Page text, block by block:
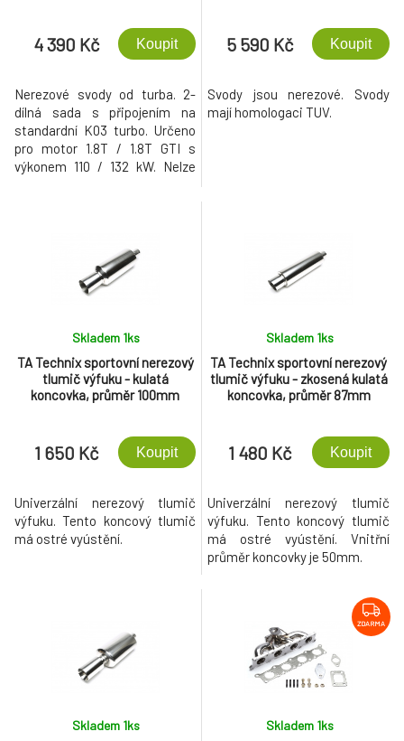
4 390 Kč Koupit
Nerezové svody od turba. 2-
dílná sada s připojením na
standardní K03 turbo. Určeno
pro motor 1.8T / 1.8T GTI s
výkonem 110 / 132 kW. Nelze
5 590 Kč Koupit
Svody jsou nerezové. Svody
mají homologaci TUV.
TA Technix sportovní nerezový
tlumič výfuku - kulatá
koncovka, průměr 100mm
Skladem 1ks
1 650 Kč Koupit
Univerzální nerezový tlumič
výfuku. Tento koncový tlumič
má ostré vyústění.
TA Technix sportovní nerezový
tlumič výfuku - zkosená kulatá
koncovka, průměr 87mm
Skladem 1ks
1 480 Kč Koupit
Univerzální nerezový tlumič
výfuku. Tento koncový tlumič
má ostré vyústění. Vnitřní
průměr koncovky je 50mm.
Skladem 1ks
ZDARMA
Skladem 1ks